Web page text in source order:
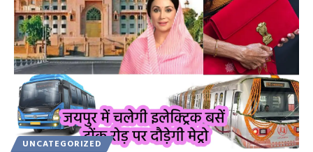
UNCATEGORIZED